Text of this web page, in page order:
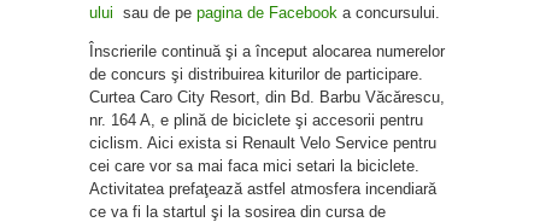
ului sau de pe pagina de Facebook a concursului.
Înscrierile continuă şi a început alocarea numerelor
de concurs şi distribuirea kiturilor de participare.
Curtea Caro City Resort, din Bd. Barbu Văcărescu,
nr. 164 A, e plină de biciclete şi accesorii pentru
ciclism. Aici exista si Renault Velo Service pentru
cei care vor sa mai faca mici setari la biciclete.
Activitatea prefaţează astfel atmosfera incendiară
ce va fi la startul şi la sosirea din cursa de